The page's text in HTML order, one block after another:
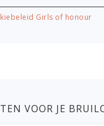
Girls of honour
VOOR JE